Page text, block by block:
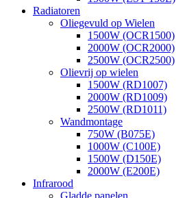
Radiatoren
Oliegevuld op Wielen
1500W (OCR1500)
2000W (OCR2000)
2500W (OCR2500)
Olievrij op wielen
1500W (RD1007)
2000W (RD1009)
2500W (RD1011)
Wandmontage
750W (B075E)
1000W (C100E)
1500W (D150E)
2000W (E200E)
Infrarood
Gladde panelen